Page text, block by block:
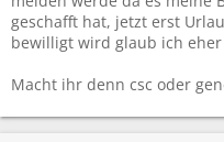
geschafft hat, jetzt erst
bewilligt wird glaub ich
Macht ihr denn csc oder